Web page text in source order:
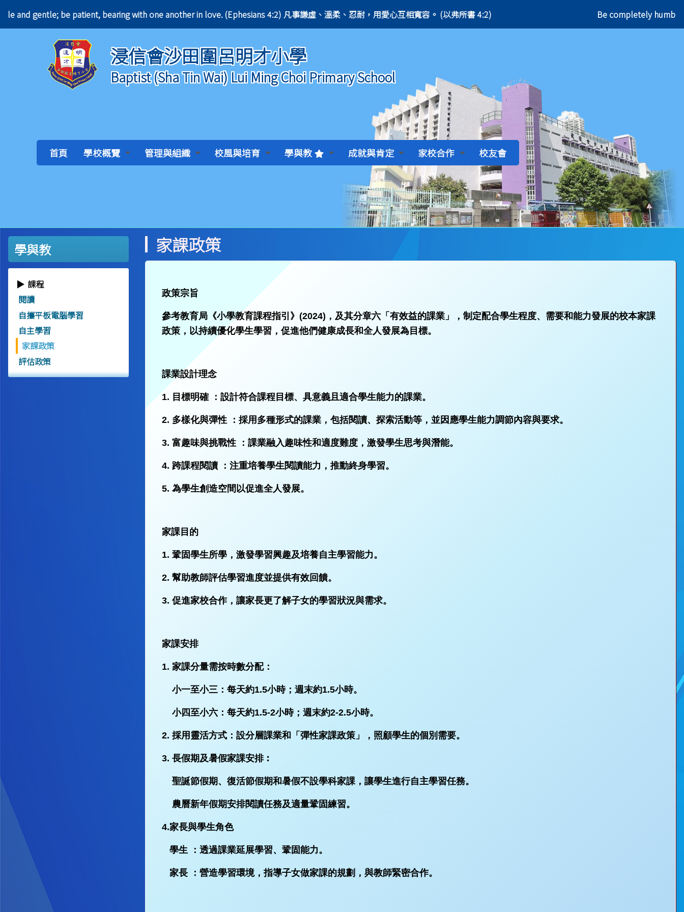
gentle; be patient, bearing with one another in love. (Ephesians 4:2) 凡事謙虛、溫柔、忍耐，用愛心互相寬容。 (以弗所書 4:2) Be completely humble
浸信會沙田圍呂明才小學
Baptist (Sha Tin Wai) Lui Ming Choi Primary School
首頁 學校概覽 管理與組織 校風與培育 學與教 成就與肯定 家校合作 校友會
學與教
課程
閱讀
自攜平板電腦學習
自主學習
家課政策
評估政策
家課政策
政策宗旨
參考教育局《小學教育課程指引》(2024)，及其分章六「有效益的課業」，制定配合學生程度、需要和能力發展的校本家課
政策，以持續優化學生學習，促進他們健康成長和全人發展為目標。
課業設計理念
1. 目標明確 ：設計符合課程目標、具意義且適合學生能力的課業。
2. 多樣化與彈性 ：採用多種形式的課業，包括閱讀、探索活動等，並因應學生能力調節內容與要求。
3. 富趣味與挑戰性 ：課業融入趣味性和適度難度，激發學生思考與潛能。
4. 跨課程閱讀 ：注重培養學生閱讀能力，推動終身學習。
5. 為學生創造空間以促進全人發展。
家課目的
1. 鞏固學生所學，激發學習興趣及培養自主學習能力。
2. 幫助教師評估學習進度並提供有效回饋。
3. 促進家校合作，讓家長更了解子女的學習狀況與需求。
家課安排
1. 家課分量需按時數分配：
小一至小三：每天約1.5小時；週末約1.5小時。
小四至小六：每天約1.5-2小時；週末約2-2.5小時。
2. 採用靈活方式：設分層課業和「彈性家課政策」，照顧學生的個別需要。
3. 長假期及暑假家課安排︰
聖誕節假期、復活節假期和暑假不設學科家課，讓學生進行自主學習任務。
農曆新年假期安排閱讀任務及適量鞏固練習。
4.家長與學生角色
學生 ：透過課業延展學習、鞏固能力。
家長 ：營造學習環境，指導子女做家課的規劃，與教師緊密合作。